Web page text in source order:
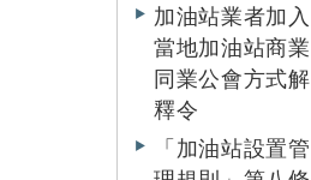
加油站業者加入
當地加油站商業
同業公會方式解
釋令
「加油站設置管